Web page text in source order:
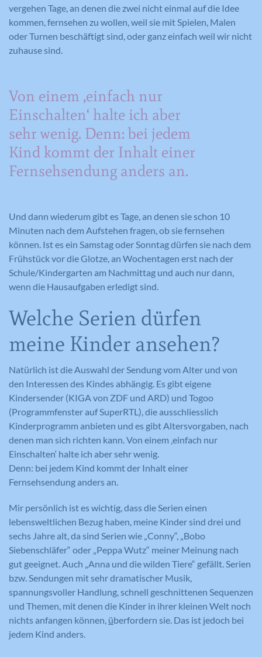
vergehen Tage, an denen die zwei nicht einmal auf die Idee
kommen, fernsehen zu wollen, weil sie mit Spielen, Malen
oder Turnen beschäftigt sind, oder ganz einfach weil wir nicht
zuhause sind.
Von einem ‚einfach nur
Einschalten‘ halte ich aber
sehr wenig. Denn: bei jedem
Kind kommt der Inhalt einer
Fernsehsendung anders an.
Und dann wiederum gibt es Tage, an denen sie schon 10
Minuten nach dem Aufstehen fragen, ob sie fernsehen
können. Ist es ein Samstag oder Sonntag dürfen sie nach dem
Frühstück vor die Glotze, an Wochentagen erst nach der
Schule/Kindergarten am Nachmittag und auch nur dann,
wenn die Hausaufgaben erledigt sind.
Welche Serien dürfen
meine Kinder ansehen?
Natürlich ist die Auswahl der Sendung vom Alter und von
den Interessen des Kindes abhängig. Es gibt eigene
Kindersender (KIGA von ZDF und ARD) und Togoo
(Programmfenster auf SuperRTL), die ausschliesslich
Kinderprogramm anbieten und es gibt Altersvorgaben, nach
denen man sich richten kann. Von einem ‚einfach nur
Einschalten‘ halte ich aber sehr wenig.
Denn: bei jedem Kind kommt der Inhalt einer
Fernsehsendung anders an.
Mir persönlich ist es wichtig, dass die Serien einen
lebensweltlichen Bezug haben, meine Kinder sind drei und
sechs Jahre alt, da sind Serien wie „Conny“, „Bobo
Siebenschläfer“ oder „Peppa Wutz“ meiner Meinung nach
gut geeignet. Auch „Anna und die wilden Tiere“ gefällt. Serien
bzw. Sendungen mit sehr dramatischer Musik,
spannungsvoller Handlung, schnell geschnittenen Sequenzen
und Themen, mit denen die Kinder in ihrer kleinen Welt noch
nichts anfangen können, überfordern sie. Das ist jedoch bei
jedem Kind anders.